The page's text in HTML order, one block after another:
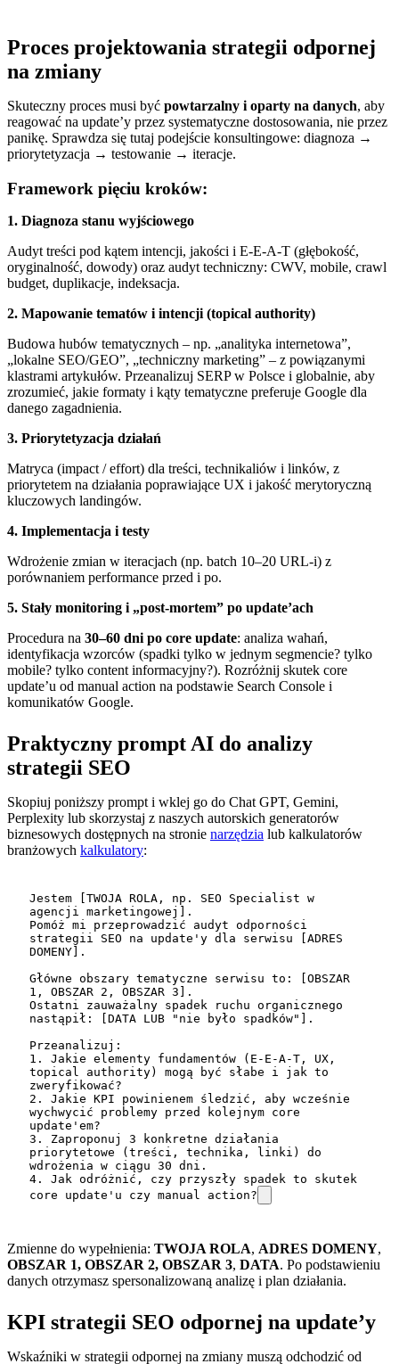
Proces projektowania strategii odpornej
na zmiany
Skuteczny proces musi być powtarzalny i oparty na danych, aby
reagować na update’y przez systematyczne dostosowania, nie przez
panikę. Sprawdza się tutaj podejście konsultingowe: diagnoza →
priorytetyzacja → testowanie → iteracje.
Framework pięciu kroków:
1. Diagnoza stanu wyjściowego
Audyt treści pod kątem intencji, jakości i E‑E‑A‑T (głębokość,
oryginalność, dowody) oraz audyt techniczny: CWV, mobile, crawl
budget, duplikacje, indeksacja.
2. Mapowanie tematów i intencji (topical authority)
Budowa hubów tematycznych – np. „analityka internetowa”,
„lokalne SEO/GEO”, „techniczny marketing” – z powiązanymi
klastrami artykułów. Przeanalizuj SERP w Polsce i globalnie, aby
zrozumieć, jakie formaty i kąty tematyczne preferuje Google dla
danego zagadnienia.
3. Priorytetyzacja działań
Matryca (impact / effort) dla treści, technikaliów i linków, z
priorytetem na działania poprawiające UX i jakość merytoryczną
kluczowych landingów.
4. Implementacja i testy
Wdrożenie zmian w iteracjach (np. batch 10–20 URL-i) z
porównaniem performance przed i po.
5. Stały monitoring i „post-mortem” po update’ach
Procedura na 30–60 dni po core update: analiza wahań,
identyfikacja wzorców (spadki tylko w jednym segmencie? tylko
mobile? tylko content informacyjny?). Rozróżnij skutek core
update’u od manual action na podstawie Search Console i
komunikatów Google.
Praktyczny prompt AI do analizy
strategii SEO
Skopiuj poniższy prompt i wklej go do Chat GPT, Gemini,
Perplexity lub skorzystaj z naszych autorskich generatorów
biznesowych dostępnych na stronie narzędzia lub kalkulatorów
branżowych kalkulatory:
Jestem [TWOJA ROLA, np. SEO Specialist w
agencji marketingowej].
Pomóż mi przeprowadzić audyt odporności
strategii SEO na update'y dla serwisu [ADRES
DOMENY].
Główne obszary tematyczne serwisu to: [OBSZAR
1, OBSZAR 2, OBSZAR 3].
Ostatni zauważalny spadek ruchu organicznego
nastąpił: [DATA LUB "nie było spadków"].
Przeanalizuj:
1. Jakie elementy fundamentów (E‑E‑A‑T, UX,
topical authority) mogą być słabe i jak to
zweryfikować?
2. Jakie KPI powinienem śledzić, aby wcześnie
wychwycić problemy przed kolejnym core
update'em?
3. Zaproponuj 3 konkretne działania
priorytetowe (treści, technika, linki) do
wdrożenia w ciągu 30 dni.
4. Jak odróżnić, czy przyszły spadek to skutek
core update'u czy manual action?
Zmienne do wypełnienia: TWOJA ROLA, ADRES DOMENY,
OBSZAR 1, OBSZAR 2, OBSZAR 3, DATA. Po podstawieniu
danych otrzymasz spersonalizowaną analizę i plan działania.
KPI strategii SEO odpornej na update’y
Wskaźniki w strategii odpornej na zmiany muszą odchodzić od